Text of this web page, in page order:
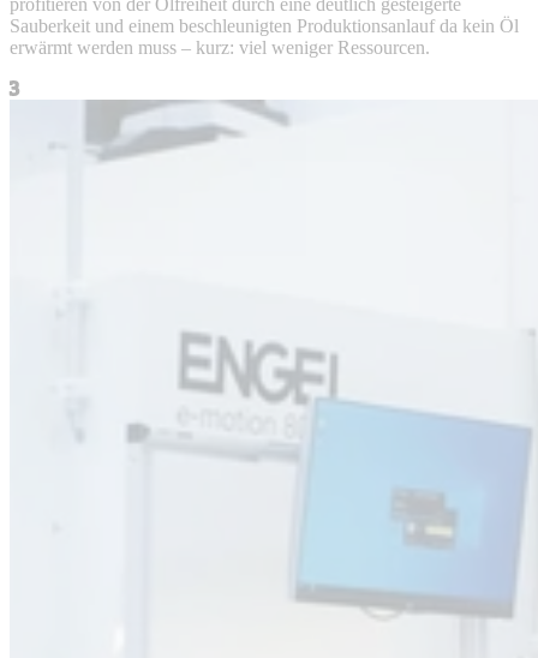
profitieren von der Ölfreiheit durch eine deutlich gesteigerte
Sauberkeit und einem beschleunigten Produktionsanlauf da kein Öl
erwärmt werden muss – kurz: viel weniger Ressourcen.
3